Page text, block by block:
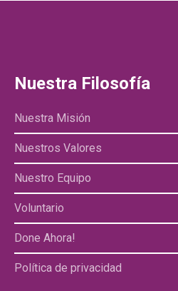
Nuestra Filosofía
Nuestra Misión
Nuestros Valores
Nuestro Equipo
Voluntario
Done Ahora!
Política de privacidad